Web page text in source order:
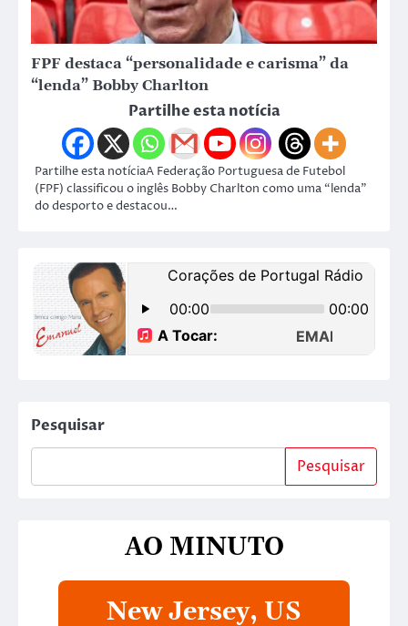
FPF destaca “personalidade e carisma” da
“lenda” Bobby Charlton
Partilhe esta notícia
Partilhe esta notíciaA Federação Portuguesa de Futebol
(FPF) classificou o inglês Bobby Charlton como uma “lenda”
do desporto e destacou…
Pesquisar
Pesquisar
AO MINUTO
New Jersey, US